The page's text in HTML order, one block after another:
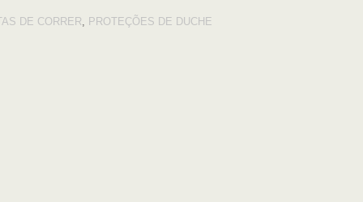
DE CORRER, PROTEÇÕES DE DUCHE